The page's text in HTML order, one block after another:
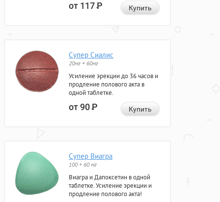
от 117Р Купить
Супер Сиалис
20мг + 60мг
Усиление эрекции до 36 часов и
продление полового акта в
одной таблетке.
от 90Р Купить
Супер Виагра
100 + 60 мг
Виагра и Дапоксетин в одной
таблетке. Усиление эрекции и
продление полового акта!